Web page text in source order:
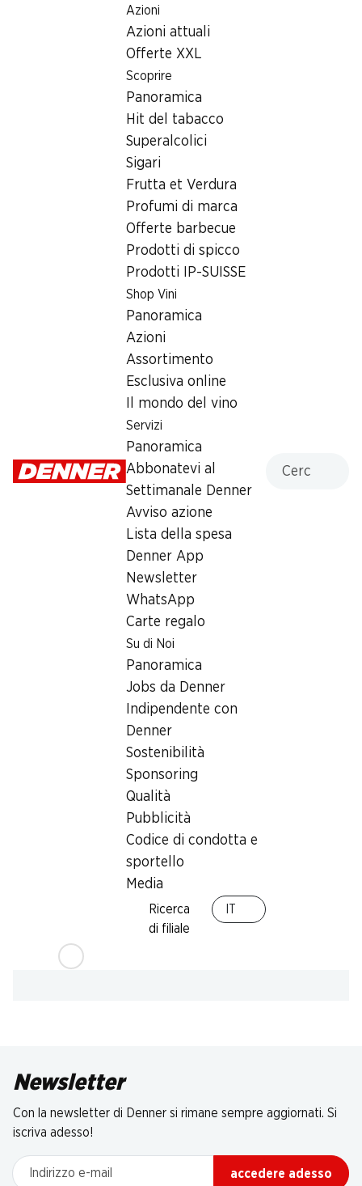
Azioni
Azioni attuali
Offerte XXL
Scoprire
Panoramica
Hit del tabacco
Superalcolici
Sigari
Frutta et Verdura
Profumi di marca
Offerte barbecue
Prodotti di spicco
Prodotti IP-SUISSE
Shop Vini
Panoramica
Azioni
Assortimento
Esclusiva online
Il mondo del vino
Servizi
Panoramica
Abbonatevi al
Settimanale Denner
Avviso azione
Lista della spesa
Denner App
Newsletter
WhatsApp
Carte regalo
Su di Noi
Panoramica
Jobs da Denner
Indipendente con
Denner
Sostenibilità
Sponsoring
Qualità
Pubblicità
Codice di condotta e
sportello
Media
Ricerca
di filiale
Ricerca di filiale
Filiale Denner Zentralstrasse 16, 6030 Ebikon
6030 Ebikon, Ladengasse
EKZ Ebikon
Zentralstrasse 16, 6030 Ebikon
Alle indicazioni stradali
Orari di apertura
Martedì 08:00 - 19:00
Orari di apertura speciali
Newsletter
Con la newsletter di Denner si rimane sempre aggiornati. Si
iscriva adesso!
Indirizzo e-mail
accedere adesso